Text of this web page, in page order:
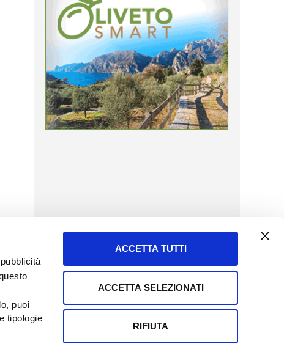
puoi
tipologie
ACCETTA TUTTI
ACCETTA SELEZIONATI
RIFIUTA
Tel + 39.045.8009480
clienti@informatoreagrario.it